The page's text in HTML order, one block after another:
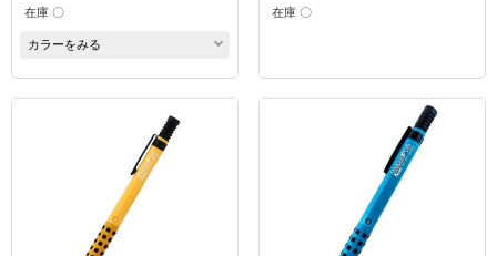
在庫 〇
カラーをみる
在庫 〇